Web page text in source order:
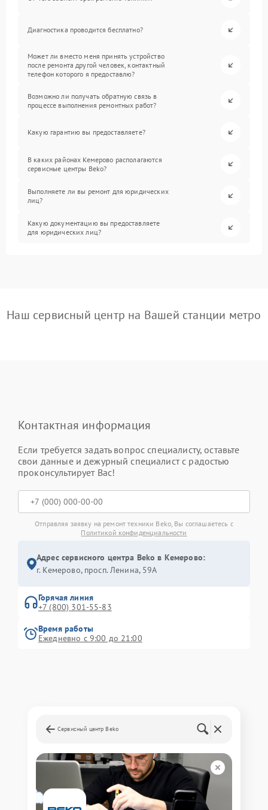
Диагностика проводится бесплатно?
Может ли вместо меня принять устройство
после ремонта другой человек, контактный
телефон которого я предоставлю?
Возможно ли получать обратную связь в
процессе выполнения ремонтных работ?
Какую гарантию вы предоставляете?
В каких районах Кемерово располагаются
сервисные центры Beko?
Выполняете ли вы ремонт для юридических
лиц?
Какую документацию вы предоставляете
для юридических лиц?
Наш сервисный центр на Вашей станции метро
Контактная информация
Если требуется задать вопрос специалисту, оставьте
свои данные и дежурный специалист с радостью
проконсультирует Вас!
Отправляя заявку на ремонт техники Beko, Вы соглашаетесь с
Политикой конфиденциальности
Адрес сервисного центра Beko в Кемерово:
г. Кемерово, просп. Ленина, 59А
Горячая линия
+7 (800) 301-55-83
Время работы
Ежедневно с 9:00 до 21:00
Сервисный центр Beko